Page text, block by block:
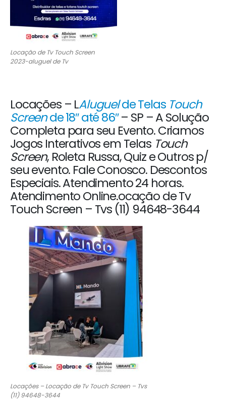
Locação de Tv Touch Screen
2023-aluguel de Tv
Locações – LAluguelde Telas Touch
Screende 18″ até 86″– SP – A Solução
Completa para seu Evento. Criamos
Jogos Interativos em Telas Touch
Screen, Roleta Russa, Quiz e Outros p/
seu evento. Fale Conosco. Descontos
Especiais. Atendimento 24 horas.
Atendimento Online.ocação de Tv
Touch Screen – Tvs (11) 94648-3644
Locações – Locação de Tv Touch Screen – Tvs
(11) 94648-3644